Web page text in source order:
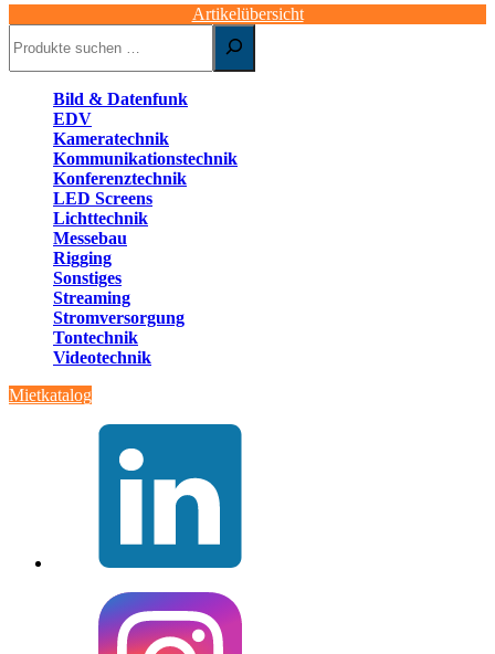
Artikelübersicht
Bild & Datenfunk
EDV
Kameratechnik
Kommunikationstechnik
Konferenztechnik
LED Screens
Lichttechnik
Messebau
Rigging
Sonstiges
Streaming
Stromversorgung
Tontechnik
Videotechnik
Mietkatalog